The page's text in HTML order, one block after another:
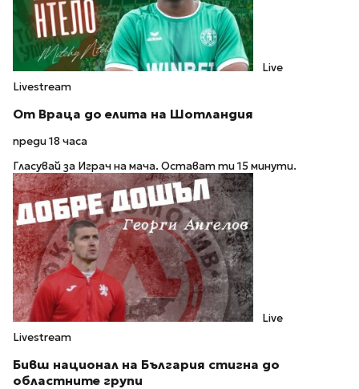
Live
Livestream
От Враца до елита на Шотландия
преди 18 часа
Гласувай за Играч на мача. Остават ти 15 минути.
Live
Livestream
Бивш национал на България стигна до
областните групи